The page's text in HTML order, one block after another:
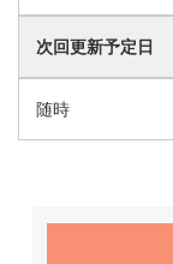
次回更新予定日
随時